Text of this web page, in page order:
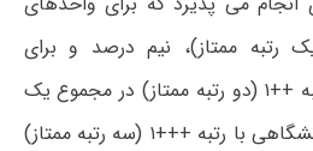
با رتبه +۱ (یک رتبه ممتاز)، نیم درصد و برای
واحدهای دانشگاهی با رتبه ++۱ (دو رتبه ممتاز) در مجموع یک
درصد و برای واحدهای دانشگاهی با رتبه +++۱ (سه رتبه ممتاز)